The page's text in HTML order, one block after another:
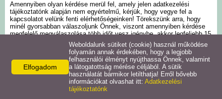
Amennyiben olyan kérdése merül fel, amely jelen adatkezelési
tájékoztatónk alapján nem egyértelmű, kérjük, hogy vegye fel a
kapcsolatot velünk fenti elérhetőségeinken! Törekszünk arra, hogy
minél gyorsabban válaszoljunk Önnek, viszont amennyiben kérdése
megfelelő megválaszolása több időt vesz igénybe, akkor legfeljebb 15
napon belül vállaljuk annak megválaszolását.
Bármikor kérhet tájékoztatást személyes adatai kezelésével
kapcsolatban írásban (emailben, illetve postai címünkre megküldött
levélben) vagy szóban (telefonon). Felhívjuk a figyelmét, hogy
telefonon történő megkeresése esetén – amennyiben adatkezeléssel
kapcsolatos igénye indokolja (pl.: adatainak törlését kéri) –, akkor
azonosítanunk kell abból a célból, hogy jogosult-e a kérésre, mielőtt
Elfogadom
Weboldalunk sütiket (cookie) használ működése
folyamán annak érdekében, hogy a legjobb
felhasználói élményt nyújthassa Önnek, valamint
a látogatottság mérése céljából. A sütik
használatát bármikor letilthatja! Erről bővebb
információkat olvashat itt: Adatkezelési
tájékoztatónk